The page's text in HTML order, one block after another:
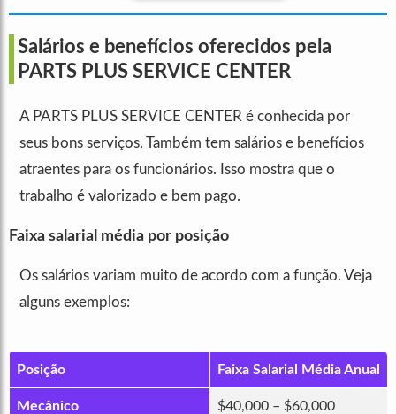
Salários e benefícios oferecidos pela
PARTS PLUS SERVICE CENTER
A PARTS PLUS SERVICE CENTER é conhecida por
seus bons serviços. Também tem salários e benefícios
atraentes para os funcionários. Isso mostra que o
trabalho é valorizado e bem pago.
Faixa salarial média por posição
Os salários variam muito de acordo com a função. Veja
alguns exemplos:
Posição Faixa Salarial Média Anual
Mecânico $40,000 – $60,000